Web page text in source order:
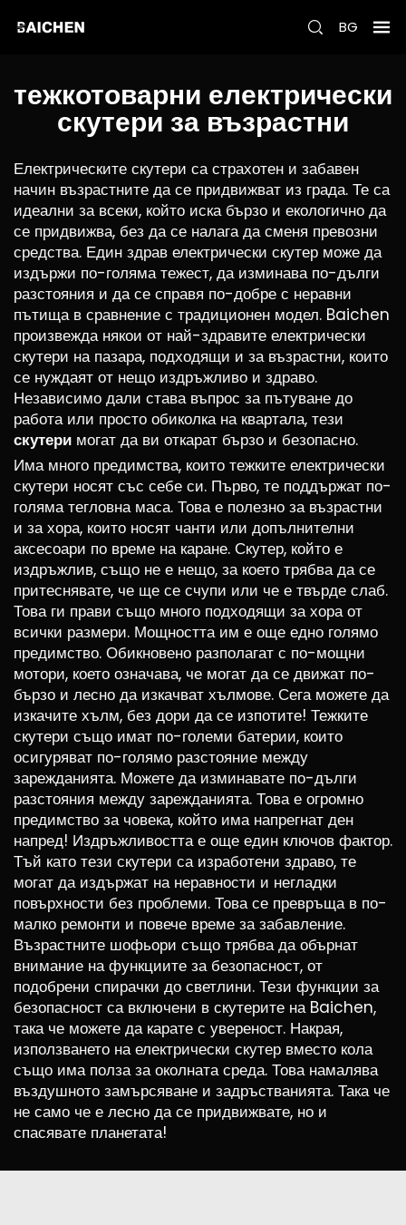
BG
тежкотоварни електрически
скутери за възрастни
Електрическите скутери са страхотен и забавен
начин възрастните да се придвижват из града. Те са
идеални за всеки, който иска бързо и екологично да
се придвижва, без да се налага да сменя превозни
средства. Един здрав електрически скутер може да
издържи по-голяма тежест, да изминава по-дълги
разстояния и да се справя по-добре с неравни
пътища в сравнение с традиционен модел. Baichen
произвежда някои от най-здравите електрически
скутери на пазара, подходящи и за възрастни, които
се нуждаят от нещо издръжливо и здраво.
Независимо дали става въпрос за пътуване до
работа или просто обиколка на квартала, тези
скутери могат да ви откарат бързо и безопасно.
Има много предимства, които тежките електрически
скутери носят със себе си. Първо, те поддържат по-
голяма тегловна маса. Това е полезно за възрастни
и за хора, които носят чанти или допълнителни
аксесоари по време на каране. Скутер, който е
издръжлив, също не е нещо, за което трябва да се
притеснявате, че ще се счупи или че е твърде слаб.
Това ги прави също много подходящи за хора от
всички размери. Мощността им е още едно голямо
предимство. Обикновено разполагат с по-мощни
мотори, което означава, че могат да се движат по-
бързо и лесно да изкачват хълмове. Сега можете да
изкачите хълм, без дори да се изпотите! Тежките
скутери също имат по-големи батерии, които
осигуряват по-голямо разстояние между
зарежданията. Можете да изминавате по-дълги
разстояния между зарежданията. Това е огромно
предимство за човека, който има напрегнат ден
напред! Издръжливостта е още един ключов фактор.
Тъй като тези скутери са изработени здраво, те
могат да издържат на неравности и негладки
повърхности без проблеми. Това се превръща в по-
малко ремонти и повече време за забавление.
Възрастните шофьори също трябва да обърнат
внимание на функциите за безопасност, от
подобрени спирачки до светлини. Тези функции за
безопасност са включени в скутерите на Baichen,
така че можете да карате с увереност. Накрая,
използването на електрически скутер вместо кола
също има полза за околната среда. Това намалява
въздушното замърсяване и задръстванията. Така че
не само че е лесно да се придвижвате, но и
спасявате планетата!